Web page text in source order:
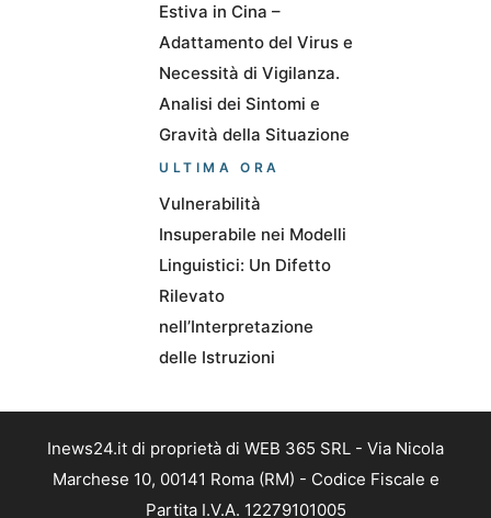
Estiva in Cina –
Adattamento del Virus e
Necessità di Vigilanza.
Analisi dei Sintomi e
Gravità della Situazione
ULTIMA ORA
Vulnerabilità
Insuperabile nei Modelli
Linguistici: Un Difetto
Rilevato
nell’Interpretazione
delle Istruzioni
Inews24.it di proprietà di WEB 365 SRL - Via Nicola
Marchese 10, 00141 Roma (RM) - Codice Fiscale e
Partita I.V.A. 12279101005